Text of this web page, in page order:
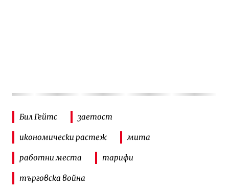
Бил Гейтс заетост
икономически растеж мита
работни места тарифи
търговска война